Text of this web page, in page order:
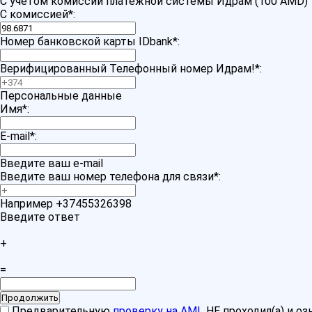
С комиссией*:
Номер банковской карты IDbank*:
Верифицированный Телефонный номер Идрам!*:
Персональные данные
Имя*:
E-mail*:
Введите ваш e-mail
Введите ваш номер телефона для связи*:
Например +37455326398
Введите ответ
+
=